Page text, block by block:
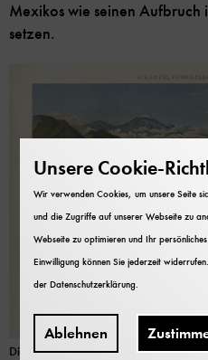
Die den Fluss Toro überspannende
Mexikos wie seinen Aufbruch
setzen.
Unsere Cookie-
Wir verwenden Cookies, um unsere Seite
und die Zugriffe auf unserer Webseite zu
Webseite zu optimieren und Ihr
Einwilligung können Sie jederzeit
derDatenschutzerklärung.
Ablehnen